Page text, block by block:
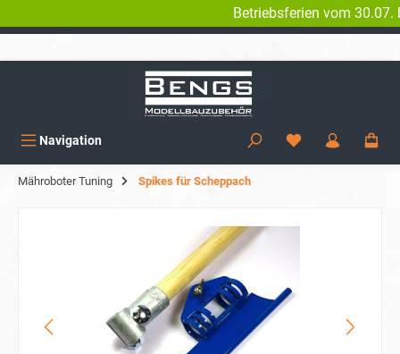
KOSTENLOSER VERSAND AB 150€Betriebsferien vom 30.07.
Navigation
Mähroboter Tuning Spikes für Scheppach